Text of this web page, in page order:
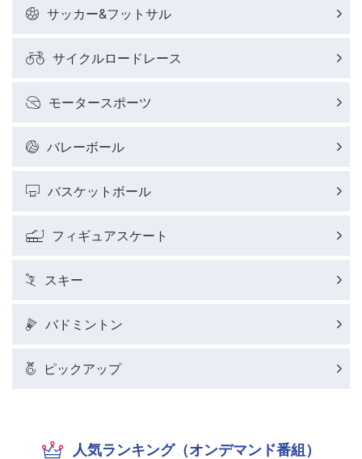
サッカー&フットサル
サイクルロードレース
モータースポーツ
バレーボール
バスケットボール
フィギュアスケート
スキー
バドミントン
ピックアップ
人気ランキング（オンデマンド番組）